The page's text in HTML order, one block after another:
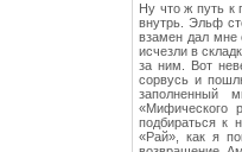
Ну что ж путь к
внутрь. Эльф
взамен дал мне
исчезли в
за ним. Вот
сорвусь и
заполненный
«Мифического
подбираться к
«Рай», как я